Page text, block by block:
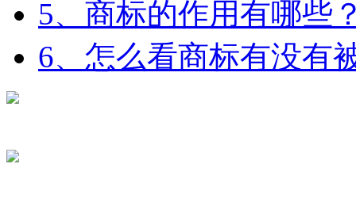
5、商标的作用有哪些
6、怎么看商标有没有